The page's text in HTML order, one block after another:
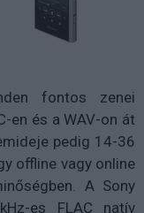
fontos zenei
en és a WAV-on át
pedig 14-36
offline vagy online
A Sony
es FLAC natív